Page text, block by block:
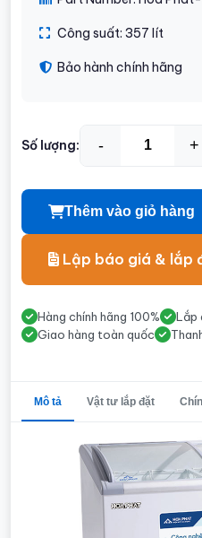
Công suất: 357 lít
Bảo hành chính hãng
Số lượng: - +
Thêm vào giỏ hàng
Lập báo giá & lắp
Hàng chính hãng 100%
Lắp
Giao hàng toàn quốc
Mô tả Vật tư lắp đặt